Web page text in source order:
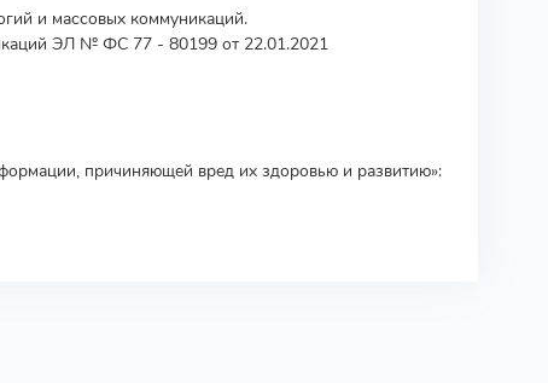
и массовых коммуникаций.
ЭЛ № ФС 77 - 80199 от 22.01.2021
причиняющей вред их здоровью и развитию»: